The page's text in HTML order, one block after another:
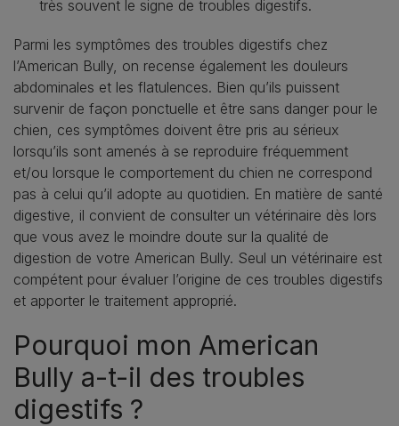
très souvent le signe de troubles digestifs.
Parmi les symptômes des troubles digestifs chez
l’American Bully, on recense également les douleurs
abdominales et les flatulences. Bien qu’ils puissent
survenir de façon ponctuelle et être sans danger pour le
chien, ces symptômes doivent être pris au sérieux
lorsqu’ils sont amenés à se reproduire fréquemment
et/ou lorsque le comportement du chien ne correspond
pas à celui qu’il adopte au quotidien. En matière de santé
digestive, il convient de consulter un vétérinaire dès lors
que vous avez le moindre doute sur la qualité de
digestion de votre American Bully. Seul un vétérinaire est
compétent pour évaluer l’origine de ces troubles digestifs
et apporter le traitement approprié.
Pourquoi mon American
Bully a-t-il des troubles
digestifs ?